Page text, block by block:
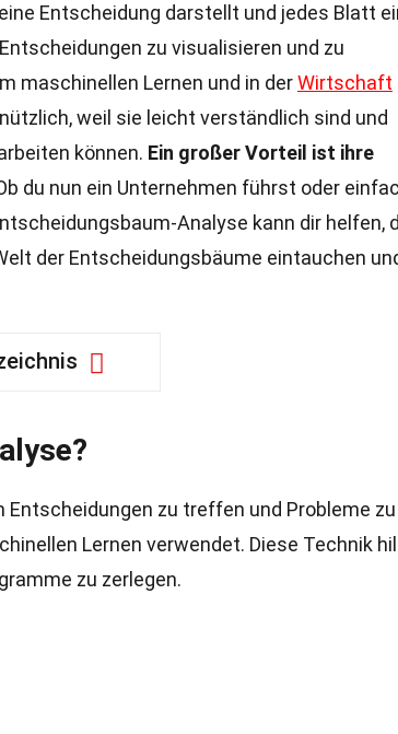
Entscheidung darstellt und jedes Blatt
zu visualisieren und zu
maschinellen Lernen und in derWirtschaft
weil sie leicht verständlich sind und
können. Ein großer Vorteil ist ihre
du nun ein Unternehmen führst oder
Analyse kann dir helfen,
der Entscheidungsbäume eintauchen
zu treffen und Probleme zu
Lernen verwendet. Diese Technik
zu zerlegen.